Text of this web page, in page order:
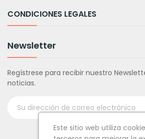
CONDICIONES LEGALES
Newsletter
Regístrese para recibir nuestro
noticias.
Este sitio web utiliza